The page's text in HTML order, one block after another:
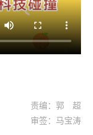
责编：郭 超
审签：马宝涛